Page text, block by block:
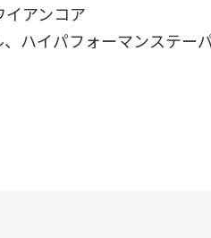
イアンコア
ハイパフォーマンステー